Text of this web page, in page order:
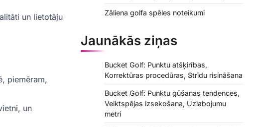
un lietotāju
piemēram,
un
Zāliena golfa spēles noteikumi
Jaunākās ziņas
Bucket Golf: Punktu atšķirības,
Korrektūras procedūras, Strīdu risināšana
Bucket Golf: Punktu gūšanas tendences,
Veiktspējas izsekošana, Uzlabojumu
metri